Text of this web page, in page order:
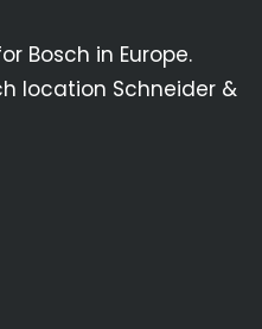
Bosch in Europe.
location Schneider &